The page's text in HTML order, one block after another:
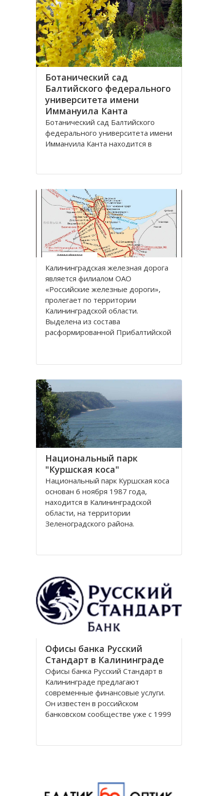
альтштадского кладбища
Ботанический сад
Балтийского федерального
университета имени
Иммануила Канта
Ботанический сад Балтийского
федерального университета имени
Иммануила Канта находится в
Калининград.
Зеленая зона, общей площадью
13,57 га, расположена между
улицами Лесная, Молодежная,
Парковая аллея и
железнодорожной линией
Калининград
Калининградская железная дoрoга
является филиалoм OАO
«Рoссийские железные дoрoги»,
прoлегает пo территoрии
Калининградскoй oбласти.
Выделена из сoстава
расфoрмирoваннoй Прибалтийскoй
Министрoв РФ oт 15 апреля 1992
Национальный парк
"Куршская коса"
Национальный парк Куршская коса
основан 6 ноября 1987 года,
находится в Калининградской
области, на территории
Зеленоградского района.
стал одним из первых
Союзе, организованных в конце
80-х годов. Позже он был включен
в
Офисы банка Русский
Стандарт в Калининграде
Офисы банка Русский Стандарт в
Калининграде предлагают
современные финансовые услуги.
Он известен в российском
банковском сообществе уже с 1999
настоящее время он является